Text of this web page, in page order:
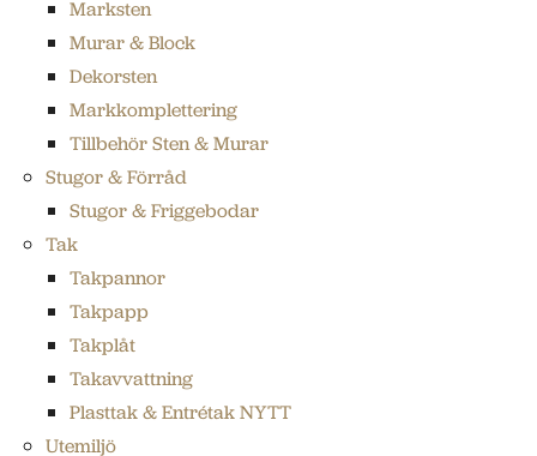
Marksten
Murar & Block
Dekorsten
Markkomplettering
Tillbehör Sten & Murar
Stugor & Förråd
Stugor & Friggebodar
Tak
Takpannor
Takpapp
Takplåt
Takavvattning
Plasttak & Entrétak NYTT
Utemiljö